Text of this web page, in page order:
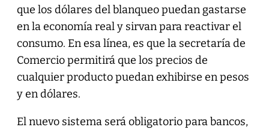
que los dólares del blanqueo puedan gastarse
en la economía real y sirvan para reactivar el
consumo. En esa línea, es que la secretaría de
Comercio permitirá que los precios de
cualquier producto puedan exhibirse en pesos
y en dólares.
El nuevo sistema será obligatorio para bancos,